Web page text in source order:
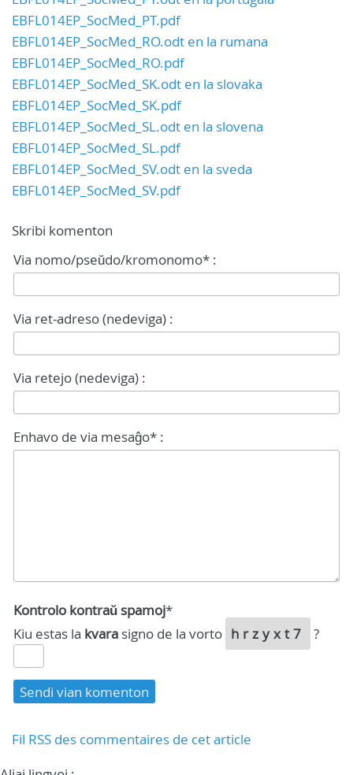
EBFL014EP_SocMed_PT.pdf
EBFL014EP_SocMed_RO.odt en la rumana
EBFL014EP_SocMed_RO.pdf
EBFL014EP_SocMed_SK.odt en la slovaka
EBFL014EP_SocMed_SK.pdf
EBFL014EP_SocMed_SL.odt en la slovena
EBFL014EP_SocMed_SL.pdf
EBFL014EP_SocMed_SV.odt en la sveda
EBFL014EP_SocMed_SV.pdf
Skribi komenton
Via nomo/pseŭdo/kromonomo* :
Via ret-adreso (nedeviga) :
Via retejo (nedeviga) :
Enhavo de via mesaĝo* :
Kontrolo kontraŭ spamoj*
Kiu estas la kvara signo de la vorto hrzyxt7 ?
Fil RSS des commentaires de cet article